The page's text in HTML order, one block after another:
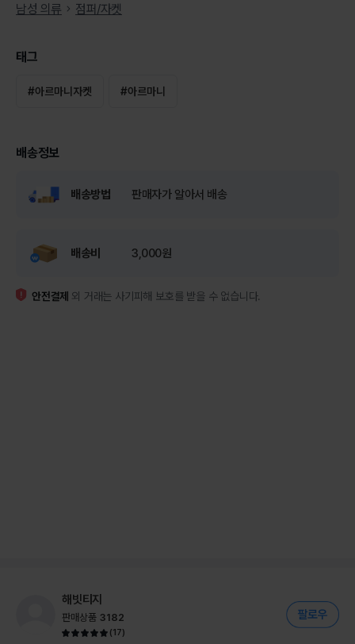
남성 의류
점퍼/자켓
태그
#아르마니자켓 #아르마니
배송정보
배송방법 판매자가 알아서 배송
배송비 3,000원
안전결제 외 거래는 사기피해 보호를 받을 수 없습니다.
해빗티지
판매상품 3182
(17)